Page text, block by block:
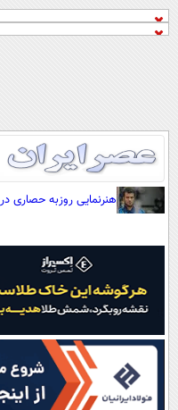
هنرنمایی روزبه حصاری